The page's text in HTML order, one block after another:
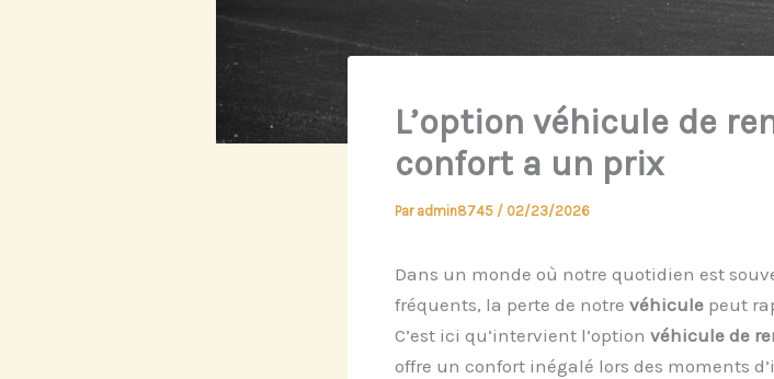
L’option véhicule de
confort a un prix
Par admin8745 / 02/23/2026
Dans un monde où notre quotidien est
fréquents, la perte de notre véhiculepeut
C’est ici qu’intervient l’option véhicule de
offre un confort inégalé lors des moments